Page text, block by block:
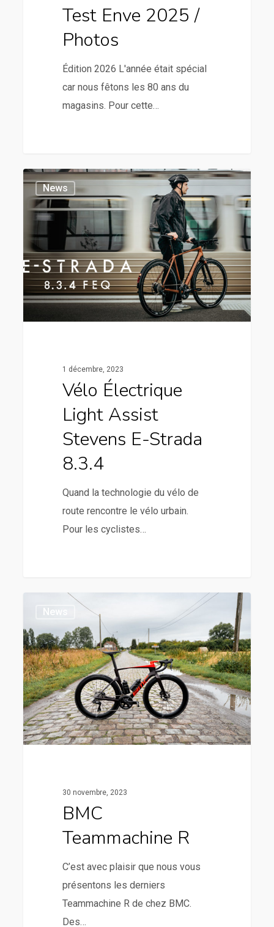
Test Enve 2025 /
Photos
Édition 2026 L'année était spécial
car nous fêtons les 80 ans du
magasins. Pour cette…
News
1 décembre, 2023
Vélo Électrique
Light Assist
Stevens E-Strada
8.3.4
Quand la technologie du vélo de
route rencontre le vélo urbain.
Pour les cyclistes…
News
30 novembre, 2023
BMC
Teammachine R
C’est avec plaisir que nous vous
présentons les derniers
Teammachine R de chez BMC.
Des…